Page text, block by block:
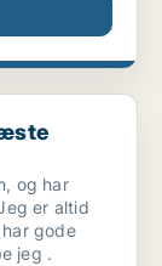
dit ...
og har
er altid
gode
jeg .